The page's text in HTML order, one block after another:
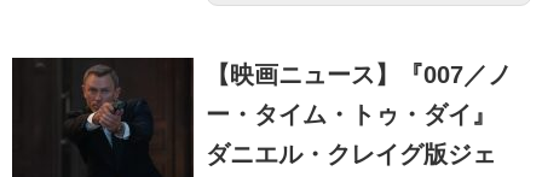
【映画ニュース】『007／ノ
ー・タイム・トゥ・ダイ』
ダニエル・クレイグ版ジェ